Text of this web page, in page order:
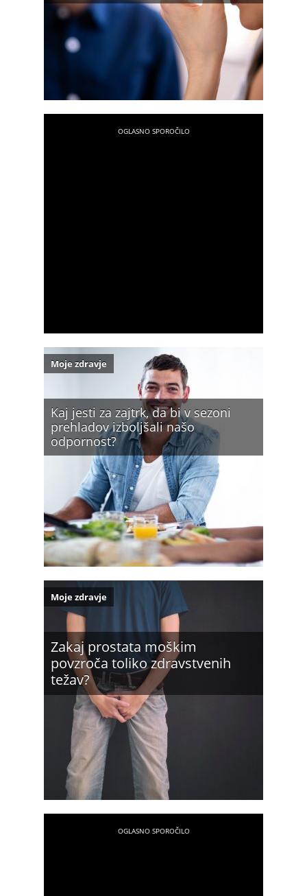
Kaj jesti za zajtrk, da bi v sezoni
prehladov izboljšali našo
odpornost?
Moje zdravje
Zakaj prostata moškim
povzroča toliko zdravstvenih
težav?
Moje zdravje